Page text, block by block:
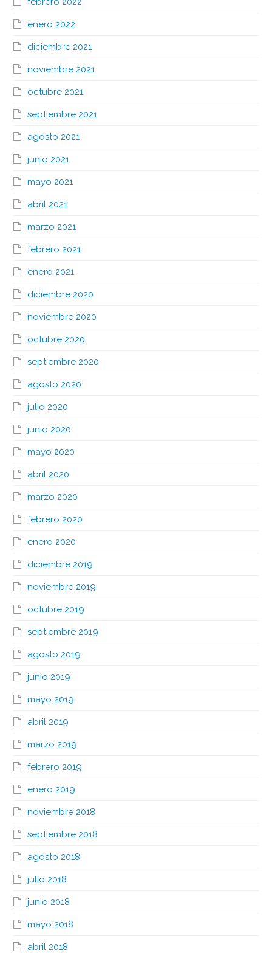
enero 2022
diciembre 2021
noviembre 2021
octubre 2021
septiembre 2021
agosto 2021
junio 2021
mayo 2021
abril 2021
marzo 2021
febrero 2021
enero 2021
diciembre 2020
noviembre 2020
octubre 2020
septiembre 2020
agosto 2020
julio 2020
junio 2020
mayo 2020
abril 2020
marzo 2020
febrero 2020
enero 2020
diciembre 2019
noviembre 2019
octubre 2019
septiembre 2019
agosto 2019
junio 2019
mayo 2019
abril 2019
marzo 2019
febrero 2019
enero 2019
noviembre 2018
septiembre 2018
agosto 2018
julio 2018
junio 2018
mayo 2018
abril 2018